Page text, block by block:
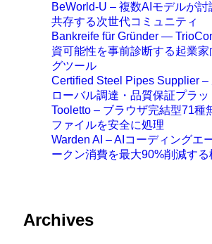
BeWorld-U – 複数AIモデルが
共存する次世代コミュニティ
Bankreife für Gründer —
資可能性を事前診断する起業
グツール
Certified Steel Pipes Supplier –
ローバル調達・品質保証プラッ
Tooletto – ブラウザ完結型71種
ファイルを安全に処理
Warden AI – AIコーディングエ
ークン消費を最大90%削減す
Archives